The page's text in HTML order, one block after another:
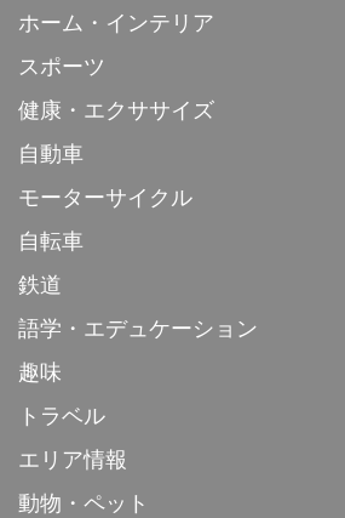
ホーム・インテリア
スポーツ
健康・エクササイズ
自動車
モーターサイクル
自転車
鉄道
語学・エデュケーション
趣味
トラベル
エリア情報
動物・ペット